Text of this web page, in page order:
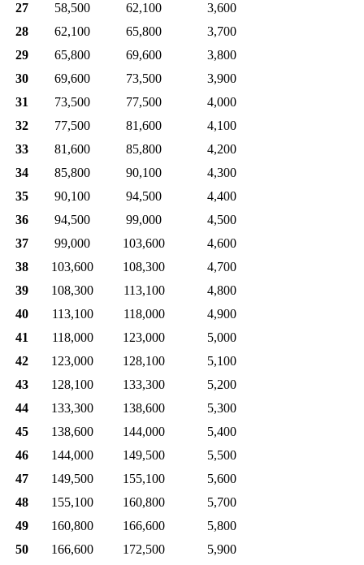
27
58,500 62,100
3,600
28
62,100 65,800
3,700
29
65,800 69,600
3,800
30
69,600 73,500
3,900
31
73,500 77,500
4,000
32
77,500 81,600
4,100
33
81,600 85,800
4,200
34
85,800 90,100
4,300
35
90,100 94,500
4,400
36
94,500 99,000
4,500
37
99,000 103,600
4,600
38
103,600 108,300
4,700
39
108,300 113,100
4,800
40
113,100 118,000
4,900
41
118,000 123,000
5,000
42
123,000 128,100
5,100
43
128,100 133,300
5,200
44
133,300 138,600
5,300
45
138,600 144,000
5,400
46
144,000 149,500
5,500
47
149,500 155,100
5,600
48
155,100 160,800
5,700
49
160,800 166,600
5,800
50
166,600 172,500
5,900